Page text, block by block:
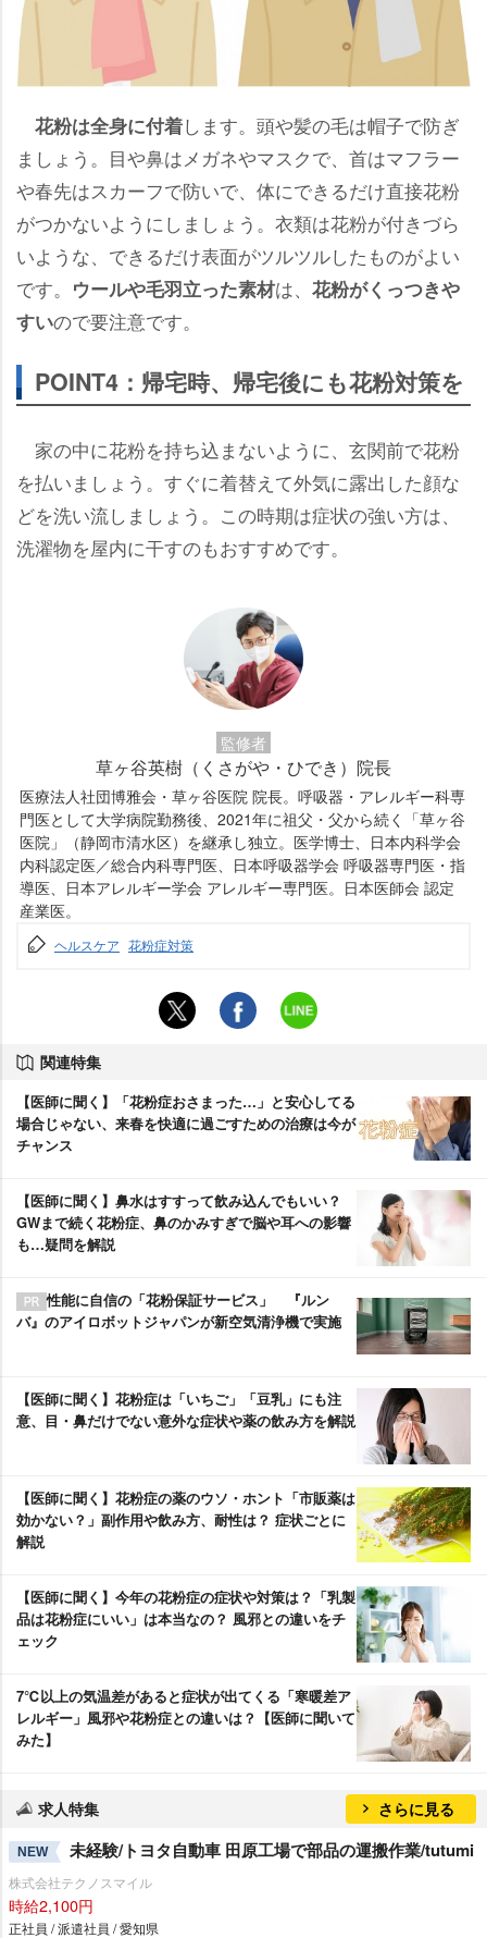
花粉は全身に付着します。頭や髪の毛は帽子で防ぎ
ましょう。目や鼻はメガネやマスクで、首はマフラー
春先はスカーフで防いで、体にできるだけ直接花粉
がつかないようにしましょう。衣類は花粉が付きづら
いような、できるだけ表面がツルツルしたものがよい
です。 ウールや毛羽立った素材は、 花粉がくっつき
すいので要注意です。
POINT4：帰宅時、帰宅後にも花粉対策を
家の中に花粉を持ち込まないように、玄関前で花粉
を払いましょう。すぐに着替えて外気に露出した顔な
どを洗い流しましょう。この時期は症状の強い方は、
洗濯物を屋内に干すのもおすすめです。
監修者
草ヶ谷英樹（くさがや・ひでき）院長
医療法人社団博雅会・草ヶ谷医院 院長。呼吸器・アレルギー科専
門医として大学病院勤務後、2021年に祖父・父から続く「草ヶ谷
医院」（静岡市清水区）を継承し独立。医学博士、日本内科学会
内科認定医／総合内科専門医、日本呼吸器学会 呼吸器専門医・指
導医、日本アレルギー学会 アレルギー専門医。日本医師会 認定
産業医。
ヘルスケア 花粉症対策
関連特集
【医師に聞く】「花粉症おさまった…」と安心してる
場合じゃない、来春を快適に過ごすための治療は今が
チャンス
【医師に聞く】鼻水はすすって飲み込んでもいい？
GWまで続く花粉症、鼻のかみすぎで脳や耳への影響
も…疑問を解説
性能に自信の「花粉保証サービス」 『ルン
バ』のアイロボットジャパンが新空気清浄機で実施
【医師に聞く】花粉症は「いちご」「豆乳」にも注
意、目・鼻だけでない意外な症状や薬の飲み方を解説
【医師に聞く】花粉症の薬のウソ・ホント「市販薬は
効かない？」副作用や飲み方、耐性は？ 症状ごとに
解説
【医師に聞く】今年の花粉症の症状や対策は？「乳製
品は花粉症にいい」は本当なの？ 風邪との違いをチ
ェック
7℃以上の気温差があると症状が出てくる「寒暖差ア
レルギー」風邪や花粉症との違いは？【医師に聞いて
みた】
求人特集 さらに見る
NEW 未経験/トヨタ自動車 田原工場で部品の運搬作業/tutumi
株式会社テクノスマイル
時給2,100円
正社員 / 派遣社員 / 愛知県